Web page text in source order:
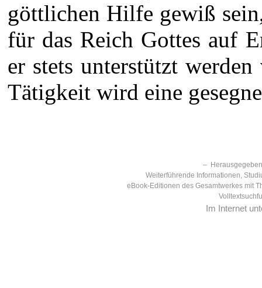
göttlichen Hilfe gewiß
für das Reich Gottes auf
er stets unterstützt
Tätigkeit wird eine
–
Weiterführende Informationen,
eBook-Editionen des Gesamtwerkes mit
Im Internet